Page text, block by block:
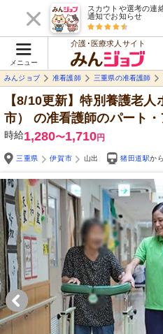
スカウトや選考の連
通知でお知らせ
メニュー
介護･医療求人サイト
みんジョブ
准看護師 三重県の准看護師
【8/10更新】特別養護老
市）
の准看護師のパート
時給1,280〜1,710円
三重県
伊賀市 山出 猪田道駅か